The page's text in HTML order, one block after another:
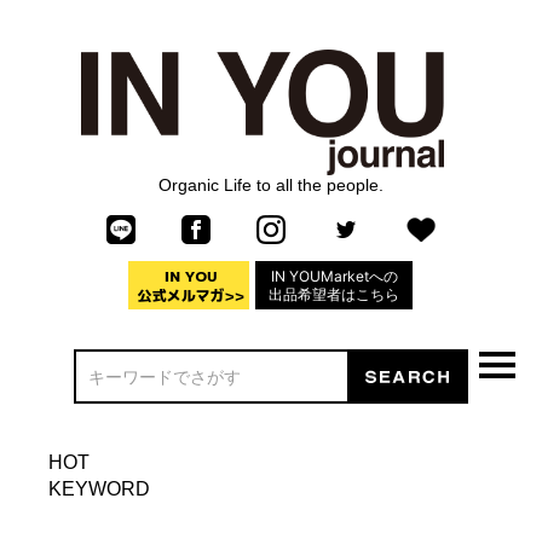
Organic Life to all the people.
IN YOUMarketへの
出品希望者はこちら
HOT
KEYWORD